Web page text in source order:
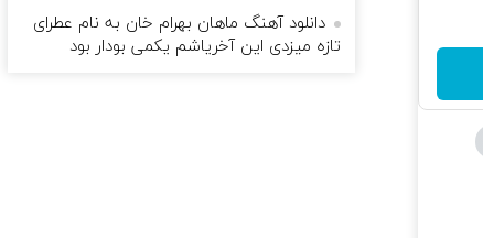
دانلود آهنگ ماهان بهرام خان به نام عطرای
تازه میزدی این آخریاشم یکمی بودار بود